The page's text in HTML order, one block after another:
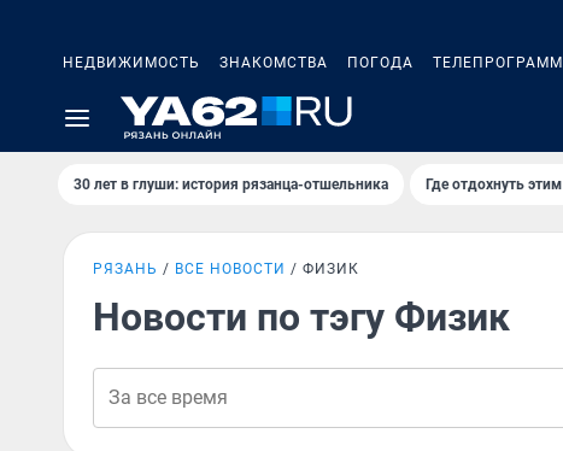
НЕДВИЖИМОСТЬ ЗНАКОМСТВА ПОГОДА
30 лет в глуши: история рязанца-отшельника Где отдохнуть
РЯЗАНЬ ВСЕ НОВОСТИ ФИЗИК
Новости по тэгу Физик